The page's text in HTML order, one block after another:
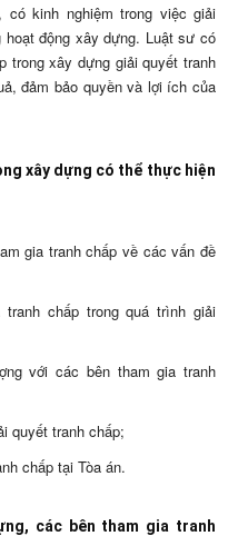
kinh nghiệm trong việc giải
động xây dựng. Luật sư có
trong xây dựng giải quyết tranh
đảm bảo quyền và lợi ích của
xây dựng có thể thực hiện
gia tranh chấp về các vấn đề
chấp trong quá trình giải
với các bên tham gia tranh
quyết tranh chấp;
chấp tại Tòa án.
các bên tham gia tranh